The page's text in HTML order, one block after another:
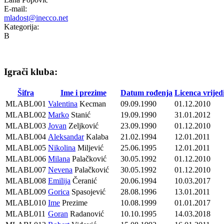
E-mail:
mladost@inecco.net
Kategorija:
B
Igrači kluba:
Šifra Ime i prezime Datum rođenja Licenca
MLABL001 Valentina Kecman 09.09.1990
01.12.2010
MLABL002 Marko Stanić 19.09.1990
31.01.2012
MLABL003 Jovan Zeljković 23.09.1990
01.12.2010
MLABL004 AleksandarKalaba 21.02.1994
12.01.2011
MLABL005 Nikolina Miljević 25.06.1995
12.01.2011
MLABL006 Milana Palačković 30.05.1992
01.12.2010
MLABL007 Nevena Palačković 30.05.1992
01.12.2010
MLABL008 Emilija Čeranić 20.06.1994
10.03.2017
MLABL009 Gorica Spasojević 28.08.1996
13.01.2011
MLABL010 Ime Prezime 10.08.1999
01.01.2017
MLABL011 Goran Radanović 10.10.1995
14.03.2018